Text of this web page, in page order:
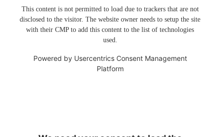
This content is not permitted to load due to trackers that are not
disclosed to the visitor. The website owner needs to setup the site
with their CMP to add this content to the list of technologies
used.
Powered by Usercentrics Consent Management
Platform